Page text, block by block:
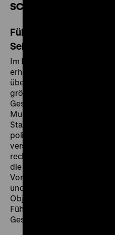
SCHULEN
Führungen für
Sekundarstufe I und II
Im Rahmen der
erhalten die Schülerinnen
über die terroristische
größten innenpolitischen
Geschichte der
Multiperspektivisch wird
Staatsgewalt, die Medien
politisch motivierte Gewalt
versucht der Staat, sie zu
rechtsstaatliche Prinzipien
die Öffentlichkeit auf die
Vorgehen begründet und
und andere
Objekten in der Ausstellung
Führungen knüpfen an
Geschichts- sowie